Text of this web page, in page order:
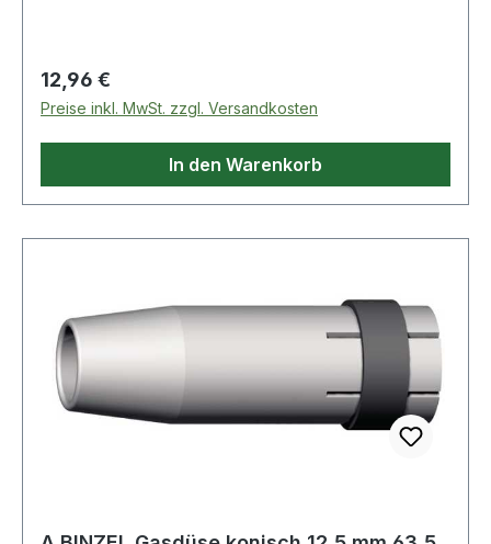
Polystyrol, Aktivkohle Weitere Produkte im
Bereich Serie 6000 Bajonettanschluß
Regulärer Preis:
12,96 €
Preise inkl. MwSt. zzgl. Versandkosten
In den Warenkorb